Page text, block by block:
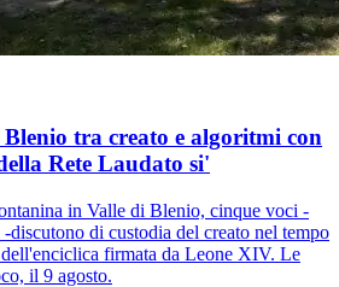
tra creato e algoritmi con
Rete Laudato si'
in Valle di Blenio, cinque voci -
discutono di custodia del creato nel tempo
firmata da Leone XIV. Le
il 9 agosto.